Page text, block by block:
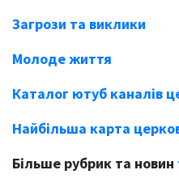
Загрози та виклики
Молоде життя
Каталог ютуб каналів
Найбільша карта
Більше рубрик та новин